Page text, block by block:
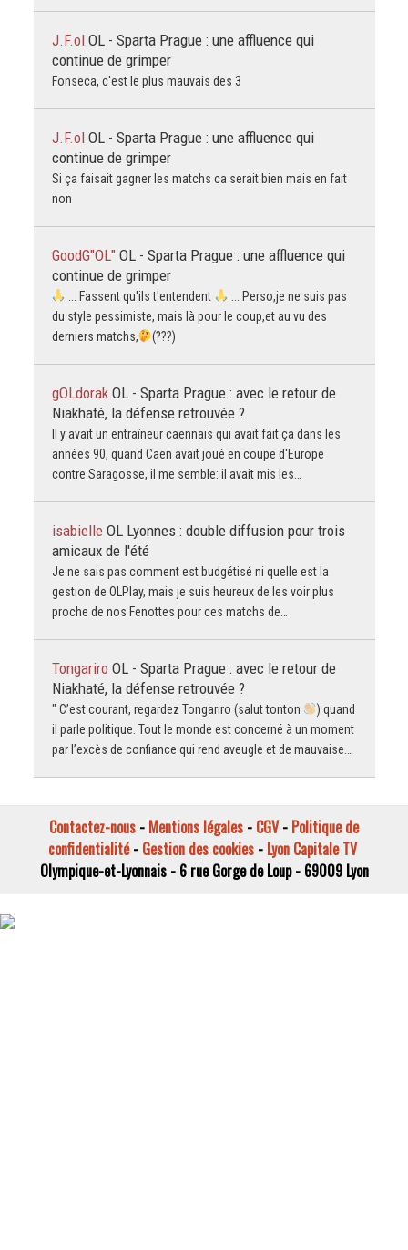
J.F.ol OL - Sparta Prague : une affluence qui
continue de grimper
Fonseca, c'est le plus mauvais des 3
J.F.ol OL - Sparta Prague : une affluence qui
continue de grimper
Si ça faisait gagner les matchs ca serait bien mais en fait
non
GoodG"OL" OL - Sparta Prague : une affluence qui
continue de grimper
... Fassent qu'ils t'entendent
... Perso,je ne suis pas
du style pessimiste, mais là pour le coup,et au vu des
derniers matchs,
(???)
gOLdorak OL - Sparta Prague : avec le retour de
Niakhaté, la défense retrouvée ?
Il y avait un entraîneur caennais qui avait fait ça dans les
années 90, quand Caen avait joué en coupe d'Europe
contre Saragosse, il me semble: il avait mis les…
isabielle OL Lyonnes : double diffusion pour trois
amicaux de l'été
Je ne sais pas comment est budgétisé ni quelle est la
gestion de OLPlay, mais je suis heureux de les voir plus
proche de nos Fenottes pour ces matchs de…
Tongariro OL - Sparta Prague : avec le retour de
Niakhaté, la défense retrouvée ?
" C’est courant, regardez Tongariro (salut tonton
) quand
il parle politique. Tout le monde est concerné à un moment
par l’excès de confiance qui rend aveugle et de mauvaise…
Contactez-nous - Mentions légales - CGV- Politique de
confidentialité- Gestion des cookies- Lyon Capitale TV
Olympique-et-Lyonnais - 6 rue Gorge de Loup - 69009 Lyon